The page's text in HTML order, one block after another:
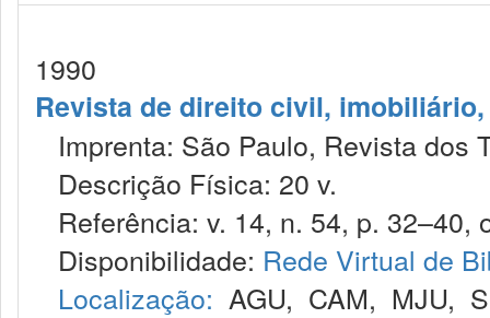
1990
Revista de direito civil,
Imprenta: São Paulo, Revista dos
Descrição Física: 20 v.
Referência: v. 14, n. 54, p. 32–40,
Disponibilidade: Rede Virtual de
Localização: AGU, CAM, MJU,